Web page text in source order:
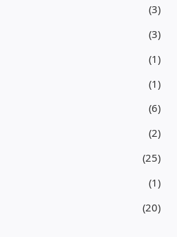
(3)
(3)
(1)
(1)
(6)
(2)
(25)
(1)
(20)